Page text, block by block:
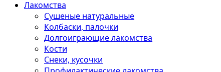
Лакомства
Сушеные натуральные
Колбаски, палочки
Долгоиграющие лакомства
Кости
Снеки, кусочки